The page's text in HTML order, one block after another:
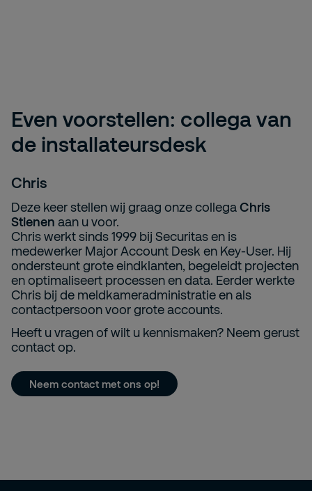
Even voorstellen: collega van
de installateursdesk
Chris
Deze keer stellen wij graag onze collegaChris
Stienen aan u voor.
Chris werkt sinds 1999 bij Securitas en is
medewerker Major Account Desk en Key-User. Hij
ondersteunt grote eindklanten, begeleidt projecten
en optimaliseert processen en data. Eerder werkte
Chris bij de meldkameradministratie en als
contactpersoon voor grote accounts.
Heeft u vragen of wilt u kennismaken? Neem gerust
contact op.
Neem contact met ons op!